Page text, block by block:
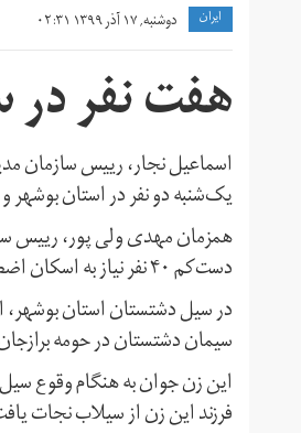
ايران دوشنبه, ۱۷ آذر ۱۳۹۹ ۰۲:۳۱
هفت نفر در
اسماعیل نجار، رییس سازمان
یک‌شنبه دو نفر در استان بوشهر
دست‌کم ۴۰ نفر نیاز به اسکان اضطراری داشتند.
سیمان دشتستان در حومه
این زن جوان به هنگام وقوع
فرزند این زن از سیلاب نجات